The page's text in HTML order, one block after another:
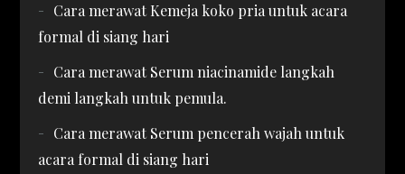
Cara merawat Kemeja koko pria untuk acara
formal di siang hari
Cara merawat Serum niacinamide langkah
demi langkah untuk pemula.
Cara merawat Serum pencerah wajah untuk
acara formal di siang hari